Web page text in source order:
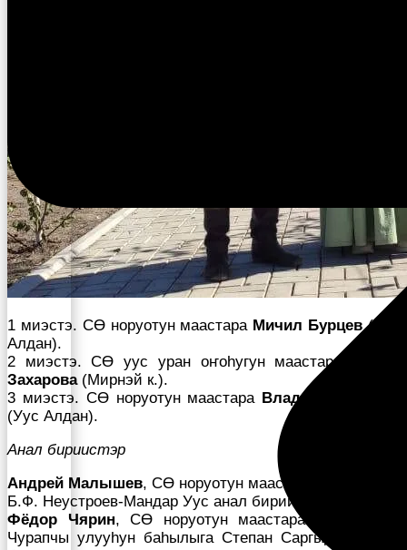
1 миэстэ. СӨ норуотун маастара Мичил Бурцев(Уус
Алдан).
2 миэстэ. СӨ уус уран оҥоһугун маастара
Захарова(Мирнэй к.).
3 миэстэ. СӨ норуотун маастара Владимир Егоров
(Уус Алдан).
Анал бириистэр
Андрей Малышев, СӨ норуотун маастара (Хатас) —
Б.Ф. Неустроев-Мандар Уус анал бирииһэ.
Фёдор Чярин, СӨ норуотун маастара (Таатта) —
Чурапчы улууһун баһылыга Степан Саргыдаев анал